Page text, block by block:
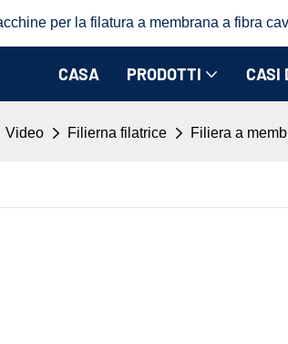
per la filatura a membrana a fibra
CASA PRODOTTI CASI
Video Filierna filatrice Filiera a